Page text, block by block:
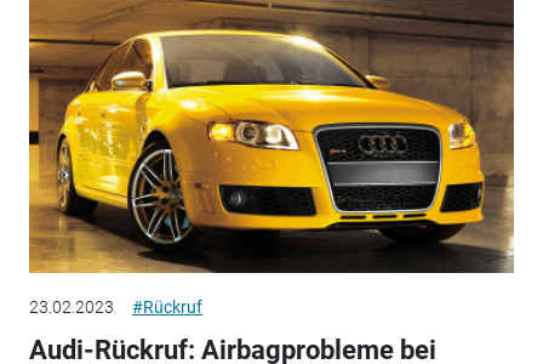
23.02.2023 #Rückruf
Audi-Rückruf: Airbagprobleme bei